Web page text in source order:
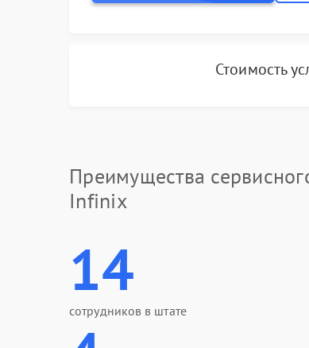
Стоимость
Преимущества
Infinix
14
сотрудников в штате